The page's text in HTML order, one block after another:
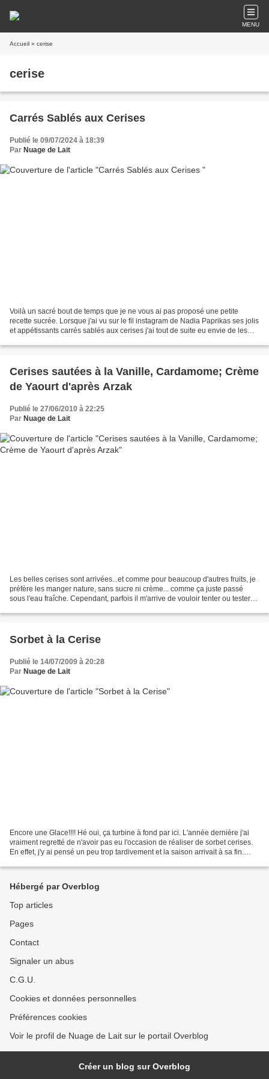
MENU
Accueil » cerise
cerise
Carrés Sablés aux Cerises
Publié le 09/07/2024 à 18:39
Par Nuage de Lait
Voilà un sacré bout de temps que je ne vous ai pas proposé une petite
recette sucrée. Lorsque j'ai vu sur le fil instagram de Nadia Paprikas ses jolis
et appétissants carrés sablés aux cerises j'ai tout de suite eu envie de les
Cerises sautées à la Vanille, Cardamome; Crème
de Yaourt d'après Arzak
Publié le 27/06/2010 à 22:25
Par Nuage de Lait
Les belles cerises sont arrivées...et comme pour beaucoup d'autres fruits, je
préfère les manger nature, sans sucre ni crème... comme ça juste passé
sous l'eau fraîche. Cependant, parfois il m'arrive de vouloir tenter ou tester
Sorbet à la Cerise
Publié le 14/07/2009 à 20:28
Par Nuage de Lait
Encore une Glace!!!! Hé oui, ça turbine à fond par ici. L'année dernière j'ai
vraiment regretté de n'avoir pas eu l'occasion de réaliser de sorbet cerises.
En effet, j'y ai pensé un peu trop tardivement et la saison arrivait à sa fin.
Hébergé par Overblog
Top articles
Pages
Contact
Signaler un abus
C.G.U.
Cookies et données personnelles
Préférences cookies
Voir le profil de Nuage de Lait sur le portail Overblog
Créer un blog sur Overblog